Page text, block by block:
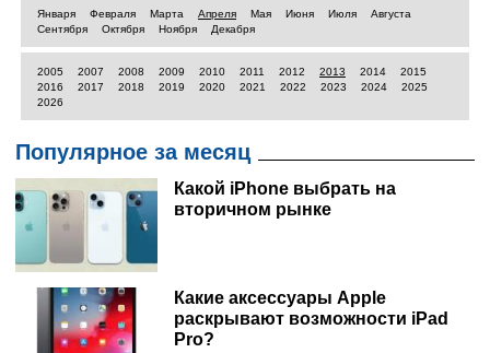
Января Февраля Марта Апреля Мая Июня Июля
Августа
Сентября
Октября Ноября Декабря
2005 2007 2008 2009 2010 2011 2012 2013 2014
2015
2016
2017 2018 2019 2020 2021 2022 2023 2024
2025
2026
Популярное за месяц
Какой iPhone выбрать на
вторичном рынке
Какие аксессуары Apple
раскрывают возможности iPad
Pro?